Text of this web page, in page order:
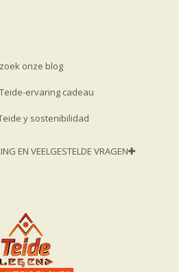
onze blog
ervaring cadeau
y sostenibilidad
EN VEELGESTELDE VRAGEN